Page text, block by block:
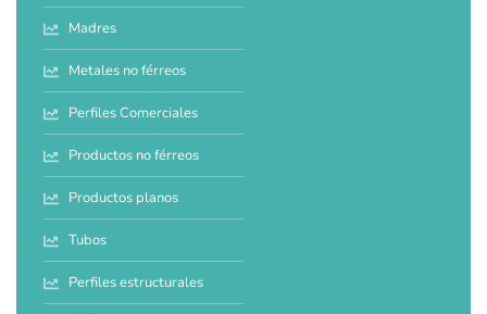
Madres
Metales no férreos
Perfiles Comerciales
Productos no férreos
Productos planos
Tubos
Perfiles estructurales